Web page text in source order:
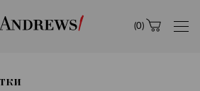
Andrews (0)